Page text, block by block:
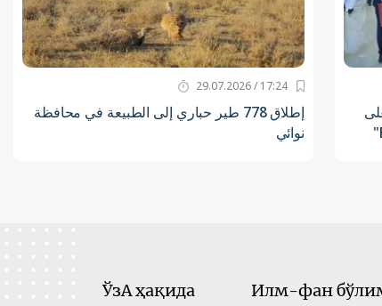
17:24 / 29.07.2026
إطلاق 778 طير حباري إلى الطبيعة في محافظة
نوائي
Илм-фан
ЎзА ҳақида